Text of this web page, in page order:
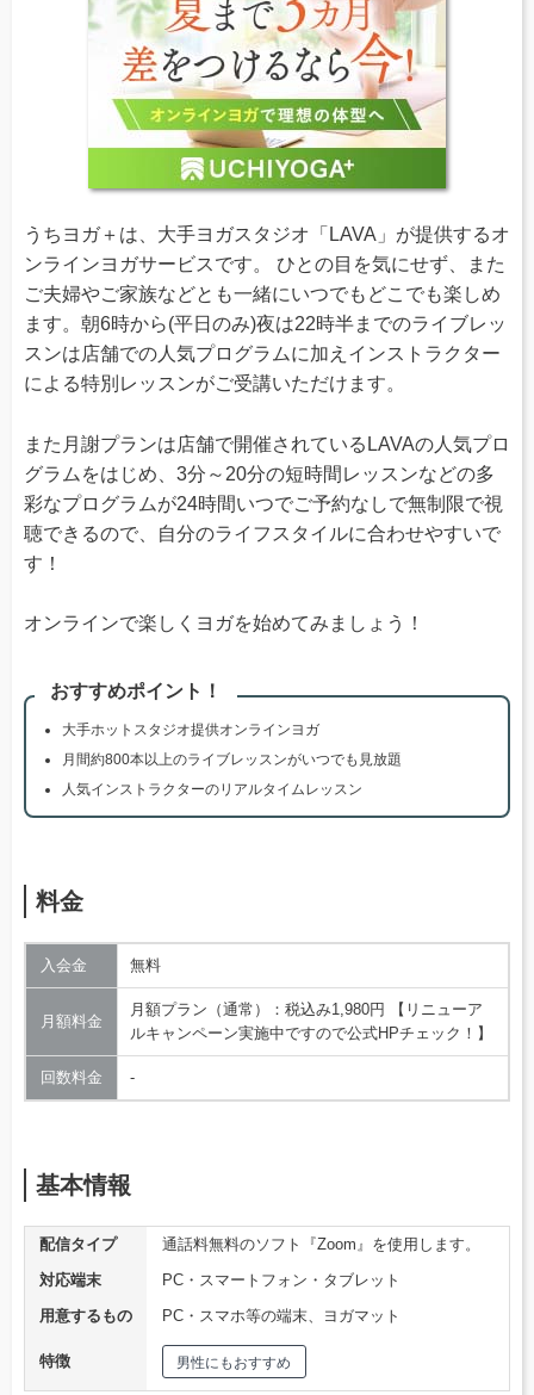
うちヨガ＋は、大手ヨガスタジオ「LAVA」が提供するオ
ンラインヨガサービスです。 ひとの目を気にせず、また
ご夫婦やご家族などとも一緒にいつでもどこでも楽しめ
ます。朝6時から(平日のみ)夜は22時半までのライブレッ
スンは店舗での人気プログラムに加えインストラクター
による特別レッスンがご受講いただけます。
また月謝プランは店舗で開催されているLAVAの人気プロ
グラムをはじめ、3分～20分の短時間レッスンなどの多
彩なプログラムが24時間いつでご予約なしで無制限で視
聴できるので、自分のライフスタイルに合わせやすいで
す！
オンラインで楽しくヨガを始めてみましょう！
おすすめポイント！
大手ホットスタジオ提供オンラインヨガ
月間約800本以上のライブレッスンがいつでも見放題
人気インストラクターのリアルタイムレッスン
料金
入会金 無料
月額料金
月額プラン（通常）：税込み1,980円 【リニューア
ルキャンペーン実施中ですので公式HPチェック！】
回数料金 ‐
基本情報
配信タイプ
通話料無料のソフト『Zoom』を使用します。
対応端末
PC・スマートフォン・タブレット
用意するもの
PC・スマホ等の端末、ヨガマット
特徴 男性にもおすすめ